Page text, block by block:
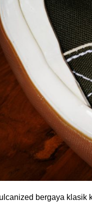
bergaya klasik